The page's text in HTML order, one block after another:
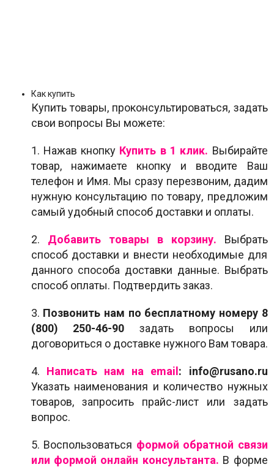
Как купить
Купить товары, проконсультироваться, задать
свои вопросы Вы можете:
1. Нажав кнопку Купить в 1 клик. Выбирайте
товар, нажимаете кнопку и вводите Ваш
телефон и Имя. Мы сразу перезвоним, дадим
нужную консультацию по товару, предложим
самый удобный способ доставки и оплаты.
2. Добавить товары в корзину. Выбрать
способ доставки и внести необходимые для
данного способа доставки данные. Выбрать
способ оплаты. Подтвердить заказ.
3. Позвонить нам по бесплатному номеру 8
(800) 250-46-90 задать вопросы или
договориться о доставке нужного Вам товара.
4. Написать нам на email : info@rusano.ru
Указать наименования и количество нужных
товаров, запросить прайс-лист или задать
вопрос.
5. Воспользоваться формой обратной связи
или формой онлайн консультанта. В форме